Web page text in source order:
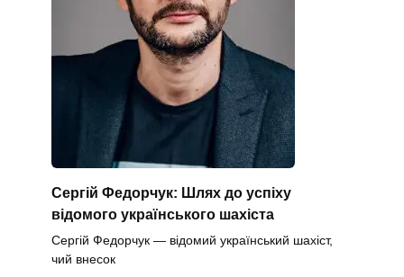
Сергій Федорчук: Шлях до успіху
відомого українського шахіста
Сергій Федорчук — відомий український шахіст,
чий внесок